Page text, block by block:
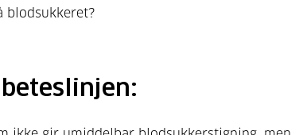
blodsukkeret?